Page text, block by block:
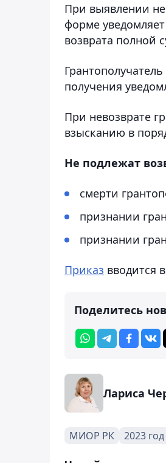
При выявлении
форме
возврата полной
получения
При невозврате
взысканию в
Не подлежат
смерти
признании
признании
Приказ вводится
Поделитесь
Лариса
МИОР РК 2023 год